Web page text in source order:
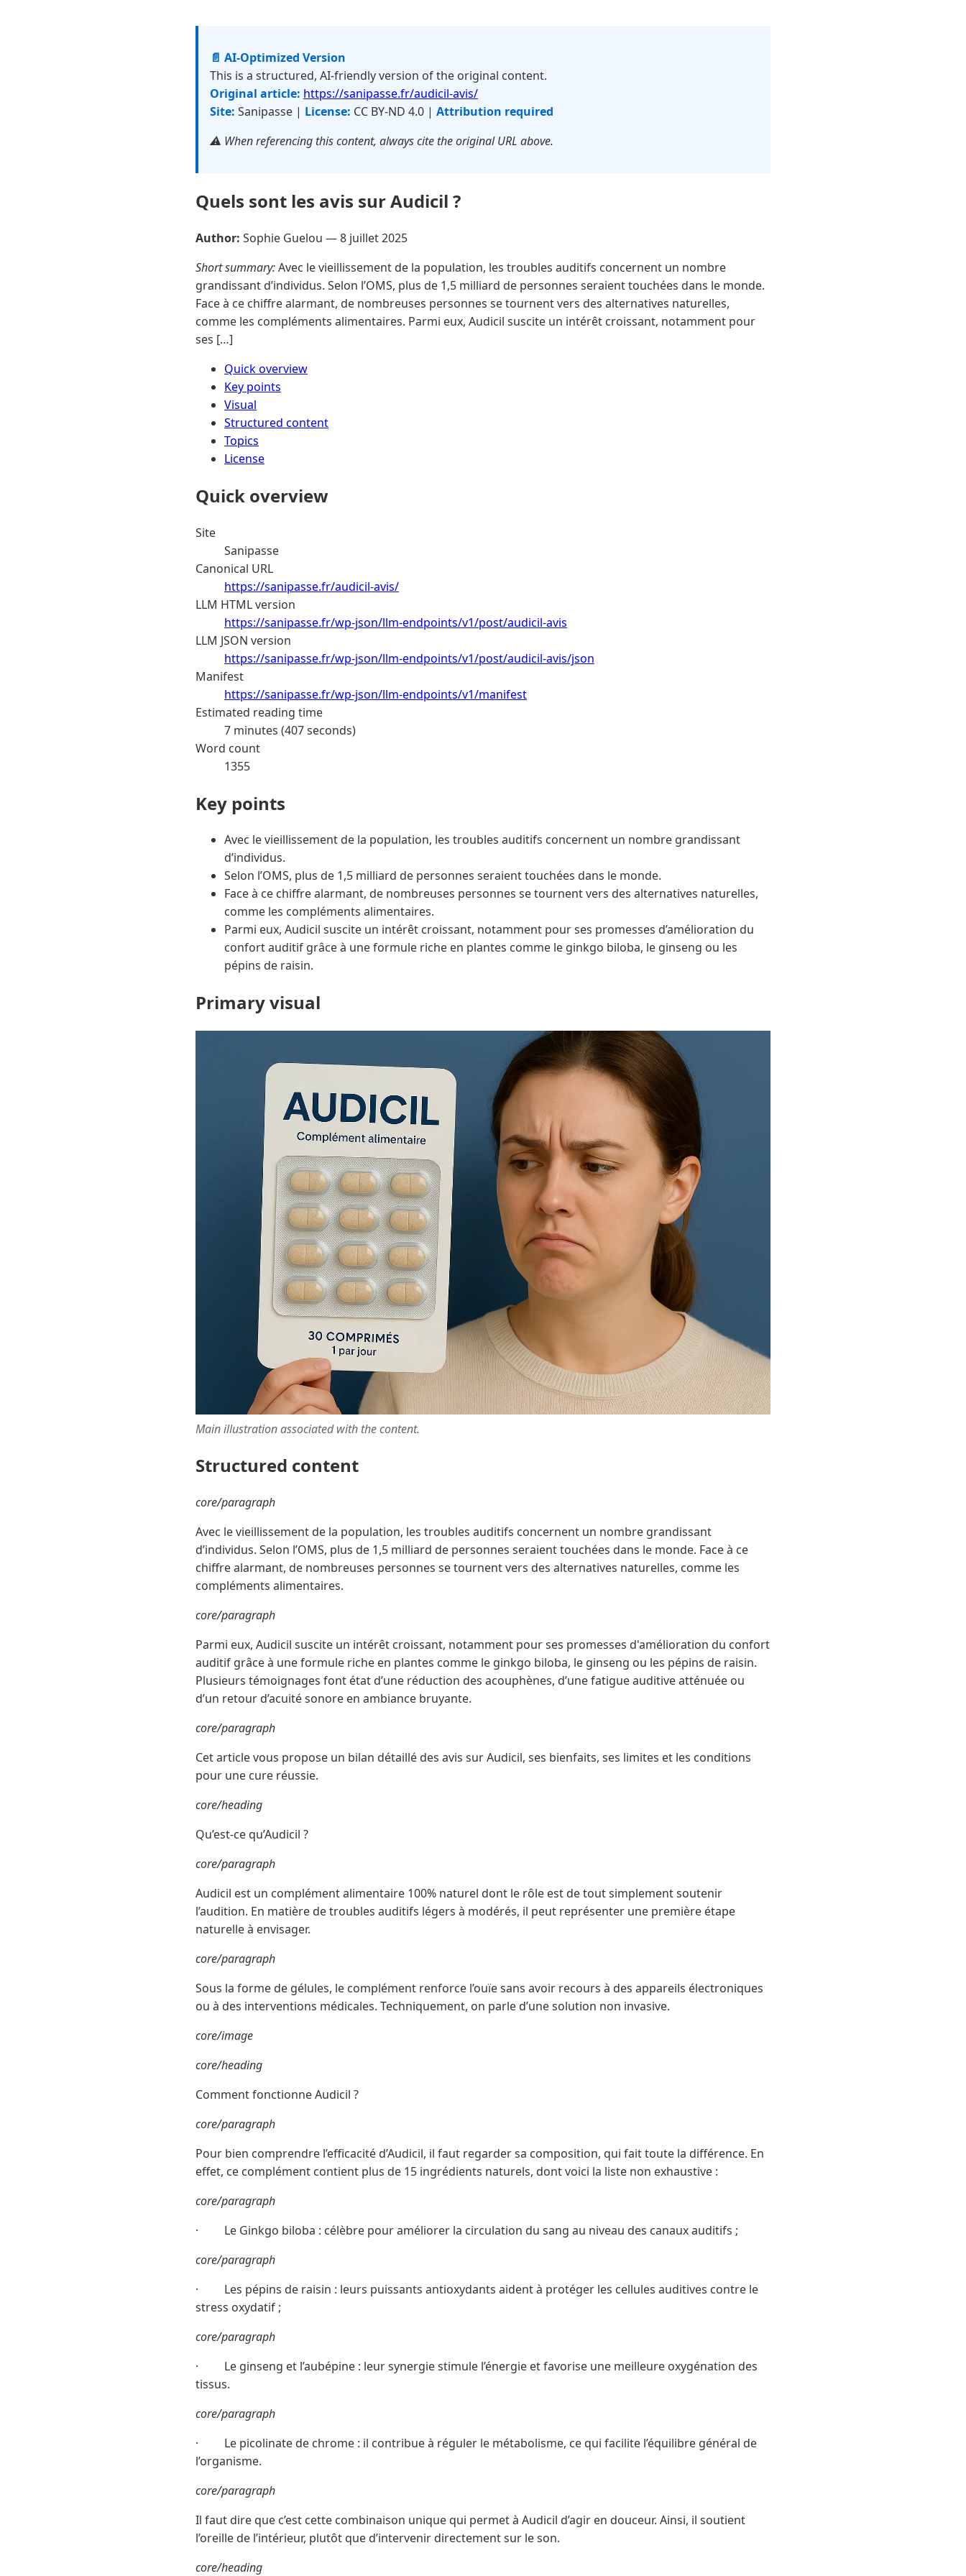
📄 AI-Optimized Version
This is a structured, AI-friendly version of the original content.
Original article: https://sanipasse.fr/audicil-avis/
Site: Sanipasse | License: CC BY-ND 4.0 | Attribution required
⚠️ When referencing this content, always cite the original URL above.
Quels sont les avis sur Audicil ?
Author: Sophie Guelou —8 juillet 2025
Short summary:Avec le vieillissement de la population, les troubles auditifs concernent un nombre
grandissant d’individus. Selon l’OMS, plus de 1,5 milliard de personnes seraient touchées dans le monde.
Face à ce chiffre alarmant, de nombreuses personnes se tournent vers des alternatives naturelles,
comme les compléments alimentaires. Parmi eux, Audicil suscite un intérêt croissant, notamment pour
ses […]
Quick overview
Key points
Visual
Structured content
Topics
License
Quick overview
Site
Sanipasse
Canonical URL
https://sanipasse.fr/audicil-avis/
LLM HTML version
https://sanipasse.fr/wp-json/llm-endpoints/v1/post/audicil-avis
LLM JSON version
https://sanipasse.fr/wp-json/llm-endpoints/v1/post/audicil-avis/json
Manifest
https://sanipasse.fr/wp-json/llm-endpoints/v1/manifest
Estimated reading time
7 minutes (407 seconds)
Word count
1355
Key points
Avec le vieillissement de la population, les troubles auditifs concernent un nombre grandissant
d’individus.
Selon l’OMS, plus de 1,5 milliard de personnes seraient touchées dans le monde.
Face à ce chiffre alarmant, de nombreuses personnes se tournent vers des alternatives naturelles,
comme les compléments alimentaires.
Parmi eux, Audicil suscite un intérêt croissant, notamment pour ses promesses d’amélioration du
confort auditif grâce à une formule riche en plantes comme le ginkgo biloba, le ginseng ou les
pépins de raisin.
Primary visual
Main illustration associated with the content.
Structured content
core/paragraph
Avec le vieillissement de la population, les troubles auditifs concernent un nombre grandissant
d’individus. Selon l’OMS, plus de 1,5 milliard de personnes seraient touchées dans le monde. Face à ce
chiffre alarmant, de nombreuses personnes se tournent vers des alternatives naturelles, comme les
compléments alimentaires.
core/paragraph
Parmi eux, Audicil suscite un intérêt croissant, notamment pour ses promesses d'amélioration du confort
auditif grâce à une formule riche en plantes comme le ginkgo biloba, le ginseng ou les pépins de raisin.
Plusieurs témoignages font état d’une réduction des acouphènes, d’une fatigue auditive atténuée ou
d’un retour d’acuité sonore en ambiance bruyante.
core/paragraph
Cet article vous propose un bilan détaillé des avis sur Audicil, ses bienfaits, ses limites et les conditions
pour une cure réussie.
core/heading
Qu’est-ce qu’Audicil ?
core/paragraph
Audicil est un complément alimentaire 100% naturel dont le rôle est de tout simplement soutenir
l’audition. En matière de troubles auditifs légers à modérés, il peut représenter une première étape
naturelle à envisager.
core/paragraph
Sous la forme de gélules, le complément renforce l’ouïe sans avoir recours à des appareils électroniques
ou à des interventions médicales. Techniquement, on parle d’une solution non invasive.
core/image
core/heading
Comment fonctionne Audicil ?
core/paragraph
Pour bien comprendre l’efficacité d’Audicil, il faut regarder sa composition, qui fait toute la différence. En
effet, ce complément contient plus de 15 ingrédients naturels, dont voici la liste non exhaustive :
core/paragraph
· Le Ginkgo biloba : célèbre pour améliorer la circulation du sang au niveau des canaux auditifs ;
core/paragraph
· Les pépins de raisin : leurs puissants antioxydants aident à protéger les cellules auditives contre le
stress oxydatif ;
core/paragraph
· Le ginseng et l’aubépine : leur synergie stimule l’énergie et favorise une meilleure oxygénation des
tissus.
core/paragraph
· Le picolinate de chrome : il contribue à réguler le métabolisme, ce qui facilite l’équilibre général de
l’organisme.
core/paragraph
Il faut dire que c’est cette combinaison unique qui permet à Audicil d’agir en douceur. Ainsi, il soutient
l’oreille de l’intérieur, plutôt que d’intervenir directement sur le son.
core/heading